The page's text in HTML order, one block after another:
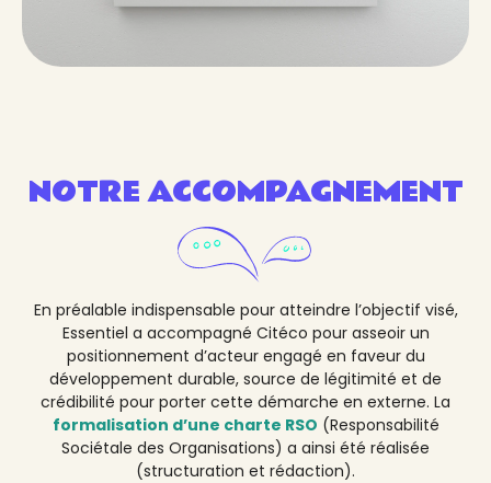
NOTRE ACCOMPAGNEMENT
En préalable indispensable pour atteindre l’objectif visé,
Essentiel a accompagné Citéco pour asseoir un
positionnement d’acteur engagé en faveur du
développement durable, source de légitimité et de
crédibilité pour porter cette démarche en externe. La
formalisation d’une charte RSO (Responsabilité
Sociétale des Organisations) a ainsi été réalisée
(structuration et rédaction).